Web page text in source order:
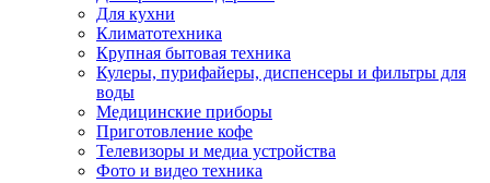
Для кухни
Климатотехника
Крупная бытовая техника
Кулеры, пурифайеры, диспенсеры и фильтры для
воды
Медицинские приборы
Приготовление кофе
Телевизоры и медиа устройства
Фото и видео техника